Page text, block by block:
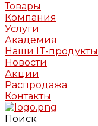
Товары
Компания
Услуги
Академия
Наши IT-продукты
Новости
Акции
Распродажа
Контакты
Поиск